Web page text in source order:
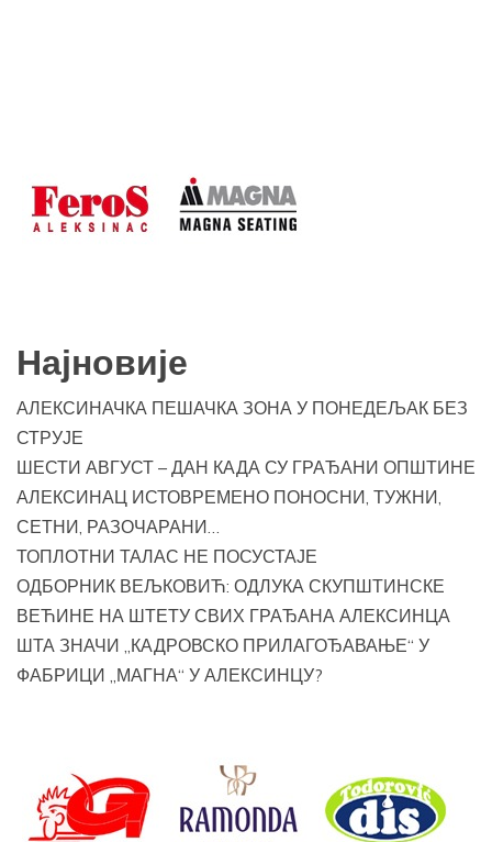
Најновије
АЛЕКСИНАЧКА ПЕШАЧКА ЗОНА У ПОНЕДЕЉАК БЕЗ
СТРУЈЕ
ШЕСТИ АВГУСТ – ДАН КАДА СУ ГРАЂАНИ ОПШТИНЕ
АЛЕКСИНАЦ ИСТОВРЕМЕНО ПОНОСНИ, ТУЖНИ,
СЕТНИ, РАЗОЧАРАНИ…
ТОПЛОТНИ ТАЛАС НЕ ПОСУСТАЈЕ
ОДБОРНИК ВЕЉКОВИЋ: ОДЛУКА СКУПШТИНСКЕ
ВЕЋИНЕ НА ШТЕТУ СВИХ ГРАЂАНА АЛЕКСИНЦА
ШТА ЗНАЧИ „КАДРОВСКО ПРИЛАГОЂАВАЊЕ“ У
ФАБРИЦИ „МАГНА“ У АЛЕКСИНЦУ?